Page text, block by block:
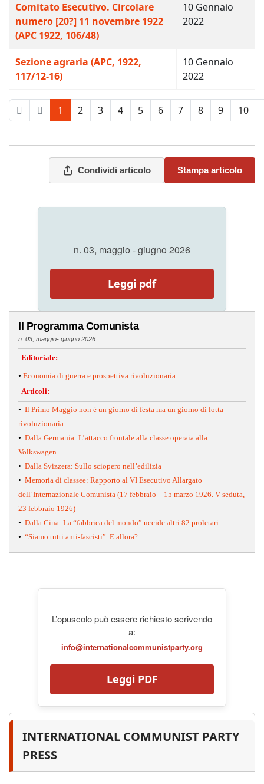
Comitato Esecutivo. Circolare
numero [20?] 11 novembre 1922
(APC 1922, 106/48)
10 Gennaio
2022
Sezione agraria (APC, 1922,
117/12-16)
10 Gennaio
2022
Pagina 1 di 21
1 2 3 4 5 6 7 8 9 10
Condividi articolo Stampa articolo
n. 03, maggio - giugno 2026
Leggi pdf
Il Programma Comunista
n. 03, maggio- giugno 2026
Editoriale:
• Economia di guerra e prospettiva rivoluzionaria
Articoli:
• Il Primo Maggio non è un giorno di festa ma un giorno di lotta
rivoluzionaria
• Dalla Germania: L’attacco frontale alla classe operaia alla
Volkswagen
• Dalla Svizzera: Sullo sciopero nell’edilizia
• Memoria di classee: Rapporto al VI Esecutivo Allargato
dell’Internazionale Comunista (17 febbraio – 15 marzo 1926. V seduta,
23 febbraio 1926)
• Dalla Cina: La “fabbrica del mondo” uccide altri 82 proletari
• “Siamo tutti anti-fascisti”. E allora?
L’opuscolo può essere richiesto scrivendo
a:
info@internationalcommunistparty.org
Leggi PDF
INTERNATIONAL COMMUNIST PARTY
PRESS